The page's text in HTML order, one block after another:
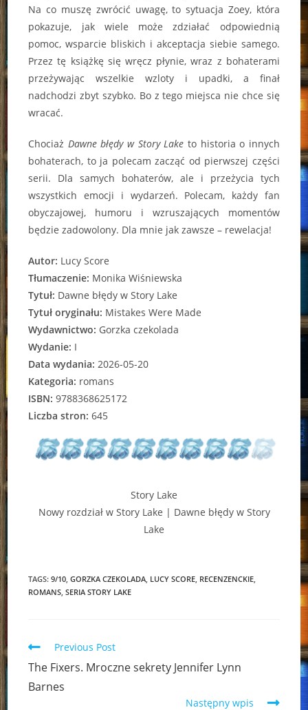
Na co muszę zwrócić uwagę, to sytuacja Zoey, która
pokazuje, jak wiele może zdziałać odpowiednią
pomoc, wsparcie bliskich i akceptacja siebie samego.
Przez tę książkę się wręcz płynie, wraz z bohaterami
przeżywając wszelkie wzloty i upadki, a finał
nadchodzi zbyt szybko. Bo z tego miejsca nie chce się
wracać.
Chociaż Dawne błędy w Story Lake to historia o innych
bohaterach, to ja polecam zacząć od pierwszej części
serii. Dla samych bohaterów, ale i przeżycia tych
wszystkich emocji i wydarzeń. Polecam, każdy fan
obyczajowej, humoru i wzruszających momentów
będzie zadowolony. Dla mnie jak zawsze – rewelacja!
Autor: Lucy Score
Tłumaczenie: Monika Wiśniewska
Tytuł: Dawne błędy w Story Lake
Tytuł oryginału: Mistakes Were Made
Wydawnictwo: Gorzka czekolada
Wydanie: I
Data wydania: 2026-05-20
Kategoria: romans
ISBN: 9788368625172
Liczba stron: 645
Story Lake
Nowy rozdział w Story Lake | Dawne błędy w Story
Lake
TAGS:9/10 GORZKA CZEKOLADA LUCY SCORE RECENZENCKIE
ROMANS SERIA STORY LAKE
Read
more
articles
Previous Post
The Fixers. Mroczne sekrety Jennifer Lynn
Barnes
Następny wpis